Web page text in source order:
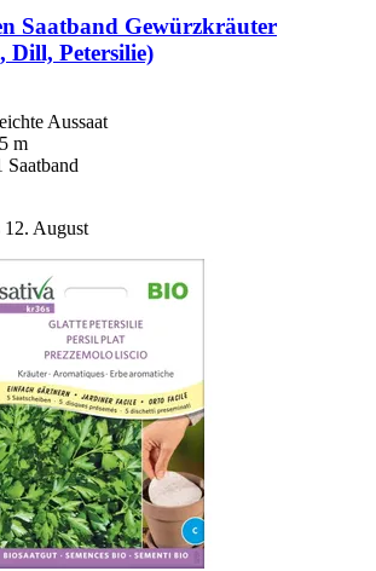
Saatband Gewürzkräuter
Dill, Petersilie)
Aussaat
m
Saatband
12. August